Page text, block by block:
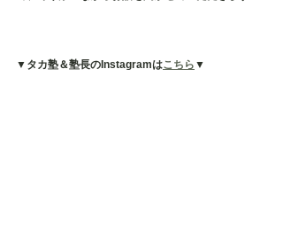
▼タカ塾＆塾長のInstagramはこちら ▼